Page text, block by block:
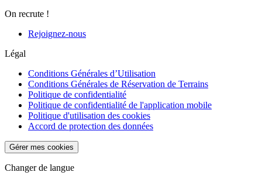
On recrute !
Rejoignez-nous
Légal
Conditions Générales d’Utilisation
Conditions Générales de Réservation de Terrains
Politique de confidentialité
Politique de confidentialité de l'application mobile
Politique d'utilisation des cookies
Accord de protection des données
Gérer mes cookies
Changer de langue